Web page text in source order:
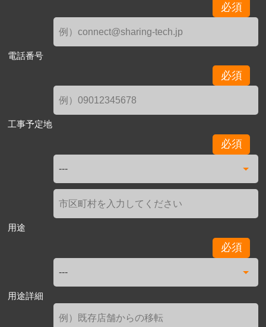
必須
電話番号
必須
工事予定地
必須
用途
必須
用途詳細